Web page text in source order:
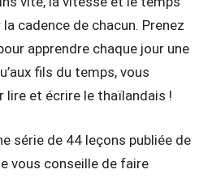
cadence de chacun. Prenez
apprendre chaque jour une
fils du temps, vous
lire et écrire le thaïlandais !
série de 44 leçons publiée de
vous conseille de faire